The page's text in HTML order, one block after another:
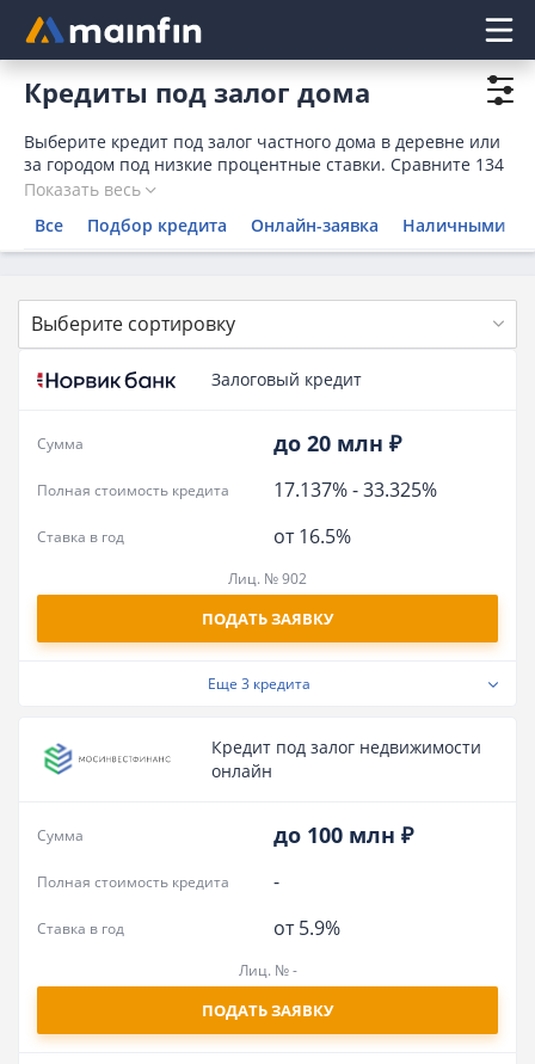
Главное меню
Кредиты под залог дома
Выберите кредит под залог частного дома в деревне или
за городом под низкие процентные ставки. Сравните 134
предложений и оставьте онлайн-заявку на кредит под
подтверждения дохода.
Показать весь
Все
Подбор кредита Онлайн-заявка Наличными
Выберите сортировку
Залоговый кредит
до 20 млн ₽
Сумма
17.137%-33.325%
Полная стоимость кредита
от 16.5%
Ставка в год
Лиц. № 902
ПОДАТЬ ЗАЯВКУ
Еще 3 кредита
Кредит под залог недвижимости
онлайн
до 100 млн ₽
Сумма
-
Полная стоимость кредита
от 5.9%
Ставка в год
Лиц. № -
ПОДАТЬ ЗАЯВКУ